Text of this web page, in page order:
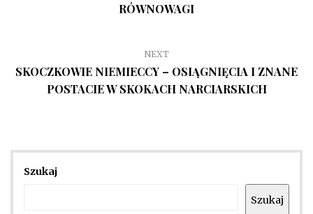
RÓWNOWAGI
NEXT
SKOCZKOWIE NIEMIECCY – OSIĄGNIĘCIA I ZNANE
POSTACIE W SKOKACH NARCIARSKICH
Szukaj
Szukaj